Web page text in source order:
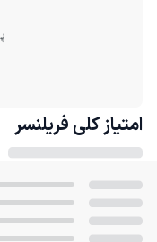
امتیاز کلی فریلنسر